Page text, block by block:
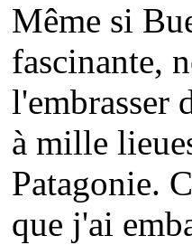
Même si
fascinante,
l'embrasser
à mille
Patagonie.
que j'ai